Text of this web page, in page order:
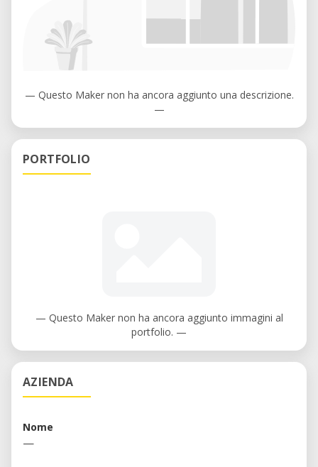
— Questo Maker non ha ancora aggiunto una descrizione.
—
PORTFOLIO
— Questo Maker non ha ancora aggiunto immagini al
portfolio. —
AZIENDA
Nome
—